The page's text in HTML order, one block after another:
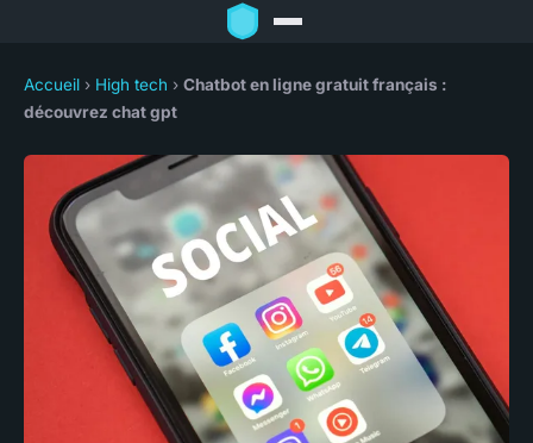
Accueil › High tech › Chatbot en ligne gratuit français :
découvrez chat gpt